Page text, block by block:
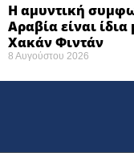
Η αμυντική
Αραβία είναι
Χακάν Φιντάν
8 Αυγούστου 2026